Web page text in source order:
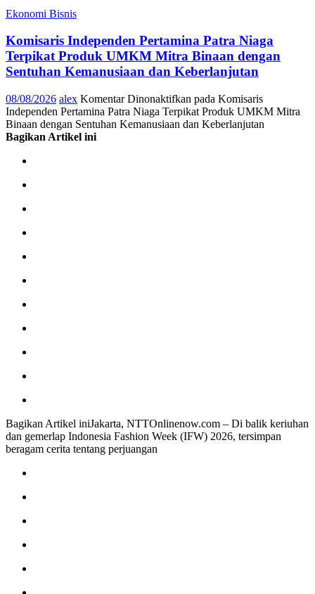
Ekonomi Bisnis
Komisaris Independen Pertamina Patra Niaga
Terpikat Produk UMKM Mitra Binaan dengan
Sentuhan Kemanusiaan dan Keberlanjutan
08/08/2026 alex Komentar Dinonaktifkan pada Komisaris
Independen Pertamina Patra Niaga Terpikat Produk UMKM Mitra
Binaan dengan Sentuhan Kemanusiaan dan Keberlanjutan
Bagikan Artikel ini
Bagikan Artikel iniJakarta, NTTOnlinenow.com – Di balik keriuhan
dan gemerlap Indonesia Fashion Week (IFW) 2026, tersimpan
beragam cerita tentang perjuangan